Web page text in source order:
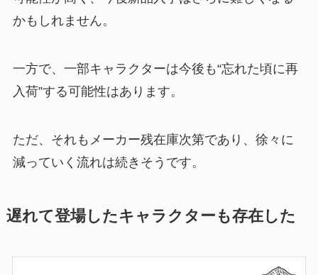
かもしれません。
一方で、一部キャラクターは今後も“忘れた頃に再
入荷”する可能性はあります。
ただ、それもメーカー残在庫次第であり、徐々に
減っていく流れは続きそうです。
遅れて登場したキャラクターも存在した